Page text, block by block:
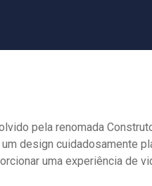
pela renomada
design cuidadosamente
uma experiência de